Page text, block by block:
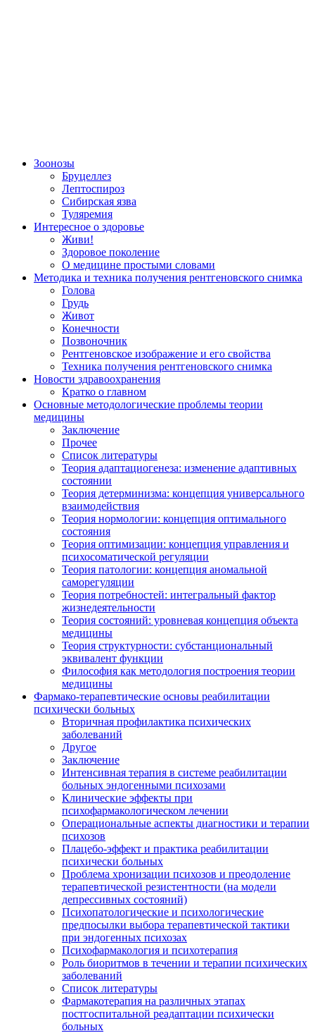
Зоонозы
Бруцеллез
Лептоспироз
Сибирская язва
Туляремия
Интересное о здоровье
Живи!
Здоровое поколение
О медицине простыми словами
Методика и техника получения рентгеновского снимка
Голова
Грудь
Живот
Конечности
Позвоночник
Рентгеновское изображение и его свойства
Техника получения рентгеновского снимка
Новости здравоохранения
Кратко о главном
Основные методологические проблемы теории
медицины
Заключение
Прочее
Список литературы
Теория адаптациогенеза: изменение адаптивных
состоянии
Теория детерминизма: концепция универсального
взаимодействия
Теория нормологии: концепция оптимального
состояния
Теория оптимизации: концепция управления и
психосоматической регуляции
Теория патологии: концепция аномальной
саморегуляции
Теория потребностей: интегральный фактор
жизнедеятельности
Теория состояний: уровневая концепция объекта
медицины
Теория структурности: субстанциональный
эквивалент функции
Философия как методология построения теории
медицины
Фармако-терапевтические основы реабилитации
психически больных
Вторичная профилактика психических
заболеваний
Другое
Заключение
Интенсивная терапия в системе реабилитации
больных эндогенными психозами
Клинические эффекты при
психофармакологическом лечении
Операциональные аспекты диагностики и терапии
психозов
Плацебо-эффект и практика реабилитации
психически больных
Проблема хронизации психозов и преодоление
терапевтической резистентности (на модели
депрессивных состояний)
Психопатологические и психологические
предпосылки выбора терапевтической тактики
при эндогенных психозах
Психофармакология и психотерапия
Роль биоритмов в течении и терапии психических
заболеваний
Список литературы
Фармакотерапия на различных этапах
постгоспитальной реадаптации психически
больных